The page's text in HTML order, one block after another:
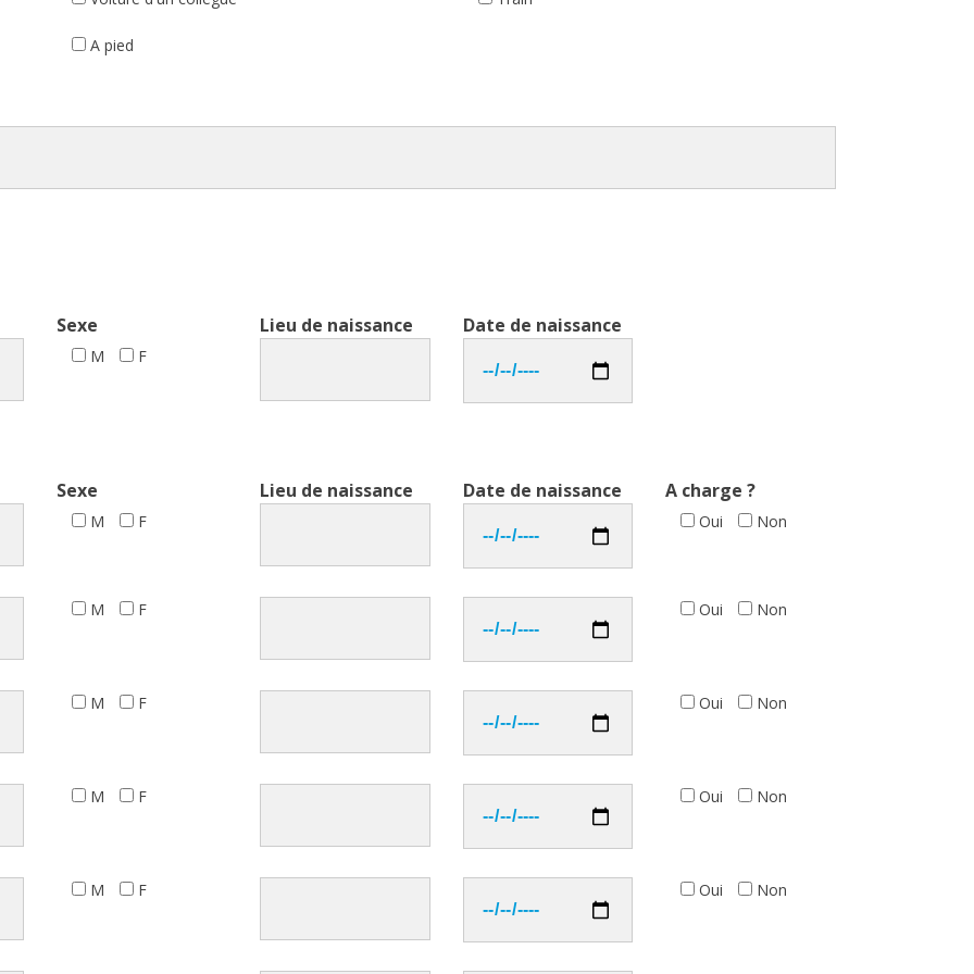
A pied
Sexe
M F
Lieu de naissance Date de naissance
Sexe
M F
Lieu de naissance Date de naissance A charge ?
Oui Non
M F Oui Non
M F Oui Non
M F Oui Non
M F Oui Non